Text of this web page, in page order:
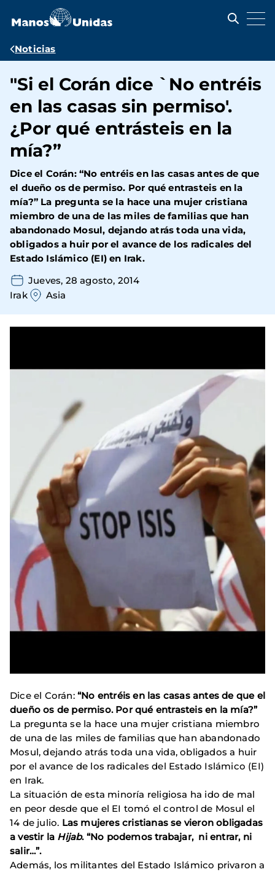
contenido
Ruta
navegación
Noticias
"Si el Corán dice `No entréis
en las casas sin permiso'.
¿Por qué entrásteis en la
mía?”
Dice el Corán: “No entréis en las casas antes de que
el dueño os de permiso. Por qué entrasteis en la
mía?” La pregunta se la hace una mujer cristiana
miembro de una de las miles de familias que han
abandonado Mosul, dejando atrás toda una vida,
obligados a huir por el avance de los radicales del
Estado Islámico (EI) en Irak.
Jueves, 28 agosto, 2014
Irak
Asia
Dice el Corán: “No entréis en las casas antes de que el
dueño os de permiso. Por qué entrasteis en la mía?”
La pregunta se la hace una mujer cristiana miembro
de una de las miles de familias que han abandonado
Mosul, dejando atrás toda una vida, obligados a huir
por el avance de los radicales del Estado Islámico (EI)
en Irak.
La situación de esta minoría religiosa ha ido de mal
en peor desde que el EI tomó el control de Mosul el
14 de julio. Las mujeres cristianas se vieron obligadas
a vestir la Hijab. “No podemos trabajar, ni entrar, ni
salir…”.
Además, los militantes del Estado Islámico privaron a